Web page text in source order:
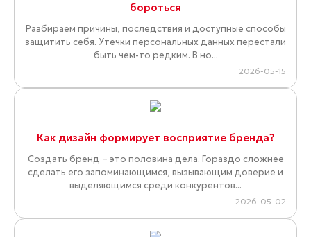
бороться
Разбираем причины, последствия и доступные способы
защитить себя. Утечки персональных данных перестали
быть чем-то редким. В но...
2026-05-15
Как дизайн формирует восприятие бренда?
Создать бренд – это половина дела. Гораздо сложнее
сделать его запоминающимся, вызывающим доверие и
выделяющимся среди конкурентов...
2026-05-02